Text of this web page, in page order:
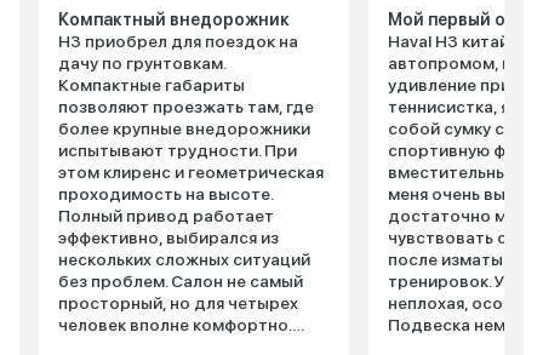
Компактный внедорожник
H3 приобрел для поездок на
дачу по грунтовкам.
Компактные габариты
позволяют проезжать там, где
более крупные внедорожники
испытывают трудности. При
этом клиренс и геометрическая
проходимость на высоте.
Полный привод работает
эффективно, выбирался из
нескольких сложных ситуаций
без проблем. Салон не самый
просторный, но для четырех
человек вполне комфортно.
Мой первый опыт.
Haval H3
автопромом, и он
удивление
теннисистка, я
собой сумку с
спортивную
вместительный
меня очень
достаточно
чувствовать
после
тренировок.
неплохая,
Подвеска